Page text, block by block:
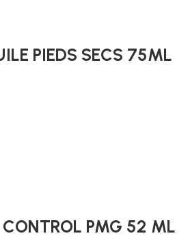
PIEDS SECS 75ML
PMG 52 ML